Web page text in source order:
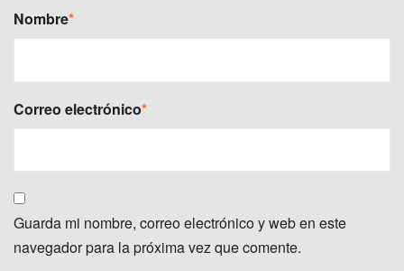
Nombre*
Correo electrónico*
Guarda mi nombre, correo electrónico y web en este
navegador para la próxima vez que comente.